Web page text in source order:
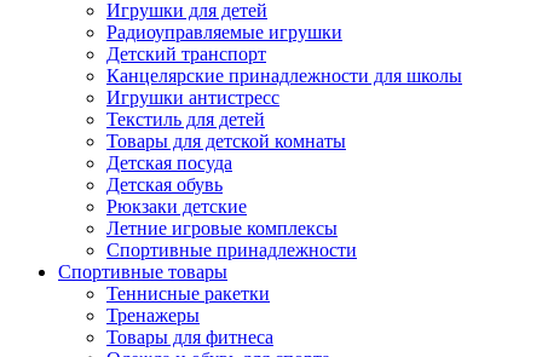
Игрушки для детей
Радиоуправляемые игрушки
Детский транспорт
Канцелярские принадлежности для школы
Игрушки антистресс
Текстиль для детей
Товары для детской комнаты
Детская посуда
Детская обувь
Рюкзаки детские
Летние игровые комплексы
Спортивные принадлежности
Спортивные товары
Теннисные ракетки
Тренажеры
Товары для фитнеса